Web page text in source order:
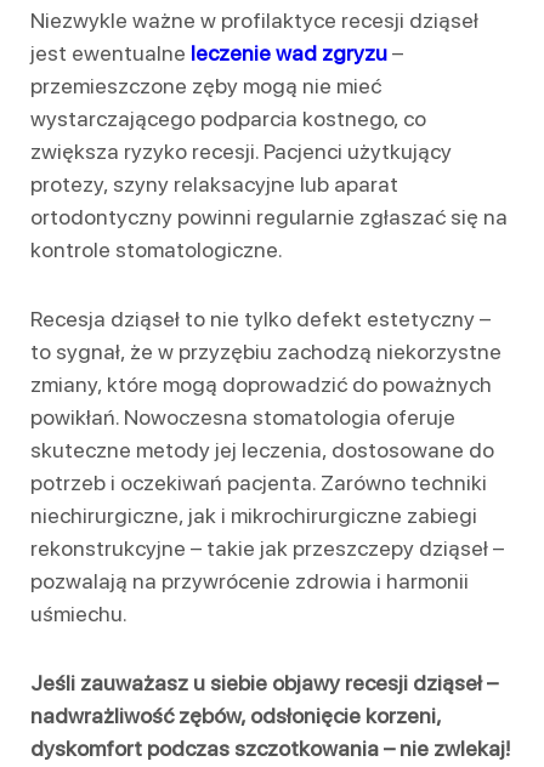
Niezwykle ważne w profilaktyce recesji dziąseł
jest ewentualne leczenie wad zgryzu–
przemieszczone zęby mogą nie mieć
wystarczającego podparcia kostnego, co
zwiększa ryzyko recesji. Pacjenci użytkujący
protezy, szyny relaksacyjne lub aparat
ortodontyczny powinni regularnie zgłaszać się na
kontrole stomatologiczne.
Recesja dziąseł to nie tylko defekt estetyczny –
to sygnał, że w przyzębiu zachodzą niekorzystne
zmiany, które mogą doprowadzić do poważnych
powikłań. Nowoczesna stomatologia oferuje
skuteczne metody jej leczenia, dostosowane do
potrzeb i oczekiwań pacjenta. Zarówno techniki
niechirurgiczne, jak i mikrochirurgiczne zabiegi
rekonstrukcyjne – takie jak przeszczepy dziąseł –
pozwalają na przywrócenie zdrowia i harmonii
uśmiechu.
Jeśli zauważasz u siebie objawy recesji dziąseł –
nadwrażliwość zębów, odsłonięcie korzeni,
dyskomfort podczas szczotkowania – nie zwlekaj!